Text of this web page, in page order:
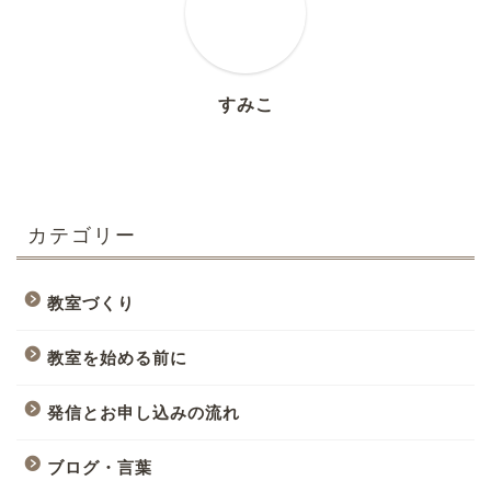
すみこ
カテゴリー
教室づくり
教室を始める前に
発信とお申し込みの流れ
ブログ・言葉